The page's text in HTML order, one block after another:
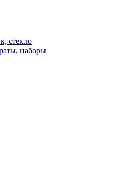
стекло
наборы